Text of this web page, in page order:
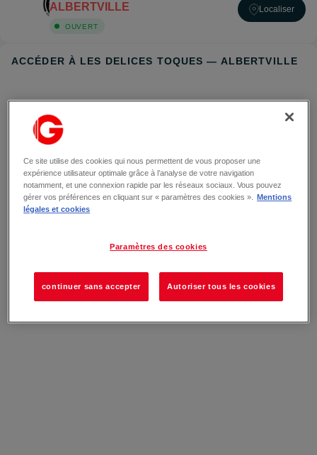
ALBERTVILLE
OUVERT
Localiser
ACCÉDER À LES DELICES TOQUES — ALBERTVILLE
Ce site utilise des cookies qui nous permettent de vous proposer une
expérience utilisateur optimale grâce à l’analyse de votre navigation
notamment, et une connexion rapide par les réseaux sociaux. Vous pouvez
gérer vos préférences en cliquant sur « paramètres des cookies ».
Mentions
légales et cookies
Paramètres des cookies
continuer sans accepter Autoriser tous les cookies